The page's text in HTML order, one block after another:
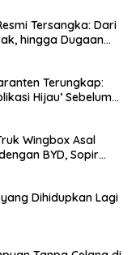
Tersangka: Dari
hingga Dugaan
Terungkap:
Hijau’ Sebelum
Wingbox Asal
BYD, Sopir
yang Dihidupkan Lagi